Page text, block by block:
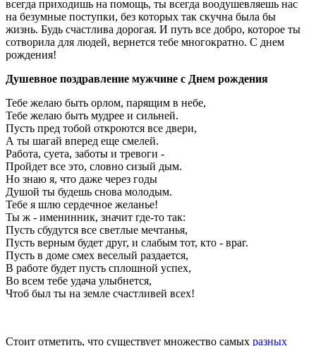
всегда приходишь на помощь, ты всегда воодушевляешь нас
на безумные поступки, без которых так скучна была бы
жизнь. Будь счастлива дорогая. И путь все добро, которое ты
сотворила для людей, вернется тебе многократно. С днем
рождения!
Душевное поздравление мужчине с Днем рождения
Тебе желаю быть орлом, парящим в небе,
Тебе желаю быть мудрее и сильней.
Пусть пред тобой откроются все двери,
А ты шагай вперед еще смелей.
Работа, суета, заботы и тревоги -
Пройдет все это, словно сизый дым.
Но знаю я, что даже через годы
Душой ты будешь снова молодым.
Тебе я шлю сердечное желанье!
Ты ж - именинник, значит где-то так:
Пусть сбудутся все светлые мечтанья,
Пусть верным будет друг, и слабым тот, кто - враг.
Пусть в доме смех веселый раздается,
В работе будет пусть сплошной успех,
Во всем тебе удача улыбнется,
Чтоб был ты на земле счастливей всех!
Стоит отметить, что существует множество самых разных